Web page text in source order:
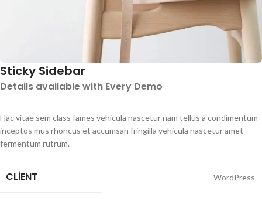
Sticky Sidebar
Details available with Every Demo
Hac vitae sem class fames vehicula nascetur nam tellus a condimentum
inceptos mus rhoncus et accumsan fringilla vehicula nascetur amet
fermentum rutrum.
CLIENT WordPress